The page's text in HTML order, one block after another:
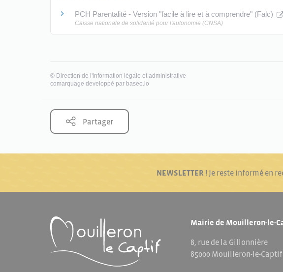
PCH Parentalité - Version "facile à lire et à comprendre" (Falc)
Caisse nationale de solidarité pour l'autonomie (CNSA)
© Direction de l'information légale et administrative
comarquage developpé par baseo.io
Partager
NEWSLETTER !Je reste informé en
Mairie de Mouilleron-le-
8, rue de la Gillonnière
85000 Mouilleron-le-Captif